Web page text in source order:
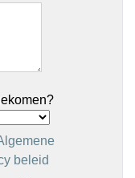
beleid